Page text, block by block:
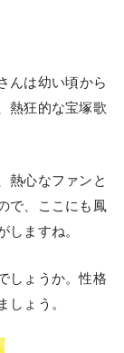
んは幼い頃から
熱狂的な宝塚歌
熱心なファンと
で、ここにも鳳
ますね。
しょうか。性格
ょう。